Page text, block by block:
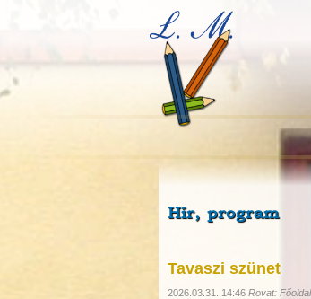
Hír, program
Tavaszi szünet
2026.03.31. 14:46 Rovat: